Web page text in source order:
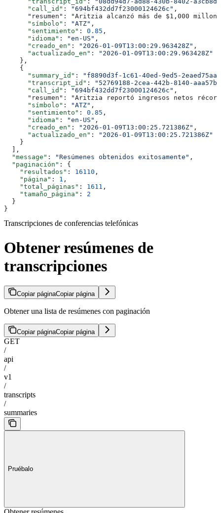
      "call_id"
: "694bf432dd7f23000124626c" ,
"resumen": "Aritzia alcanzó más de $1,000
      "símbolo"
: "ATZ" ,
      "sentimiento"
: 0.85 ,
      "idioma"
: "en-US" ,
      "creado_en"
: "2026-01-09T13:00:29.963428Z" ,
      "actualizado_en"
:
"2026-01-09T13:00:29.963428Z"
    },
    {
      "summary_id"
:
"f8890d3f-1c61-40ed-9ed5-
      "transcript_id"
:
"52769188-2cea-442b-8140-
      "call_id"
: "694bf432dd7f23000124626c" ,
"resumen": "Aritzia reportó ingresos netos
      "símbolo"
: "ATZ" ,
      "sentimiento"
: 0.85 ,
      "idioma"
: "en-US" ,
      "creado_en"
: "2026-01-09T13:00:25.721386Z" ,
      "actualizado_en"
:
"2026-01-09T13:00:25.721386Z"
    }
  ],
  "message"
: "Resúmenes obtenidos exitosamente" ,
  "paginación"
: {
    "resultados"
: 16110 ,
    "página"
: 1 ,
    "total_páginas"
: 1611 ,
    "tamaño_página"
: 2
  }
}
Transcripciones de conferencias telefónicas
Obtener resúmenes de
transcripciones
Copiar páginaCopiar página
Obtener una lista de resúmenes con paginación
Copiar páginaCopiar página
GET
/
api
/
v1
/
transcripts
/
summaries
Pruébalo